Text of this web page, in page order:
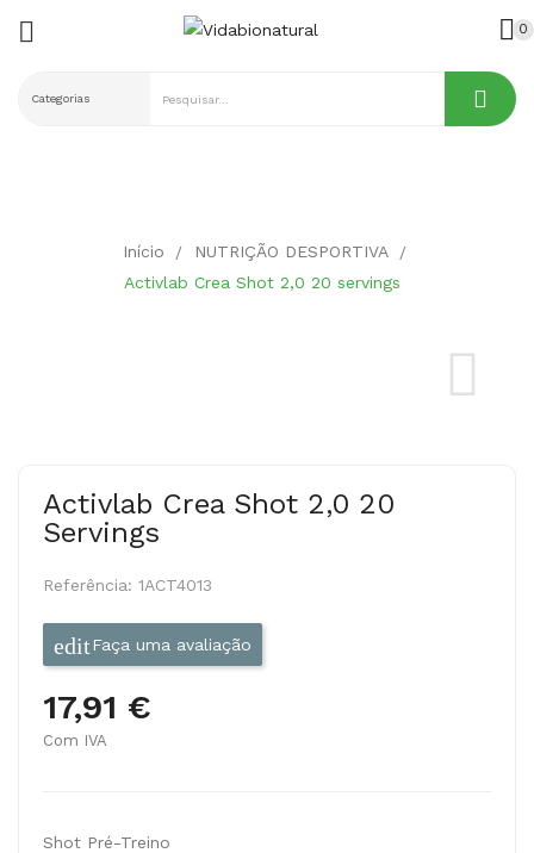
 0
Início
NUTRIÇÃO DESPORTIVA
Activlab Crea Shot 2,0 20 servings
Activlab Crea Shot 2,0 20
Servings
Referência: 1ACT4013
Faça uma avaliação
17,91 €
Com IVA
Shot Pré-Treino